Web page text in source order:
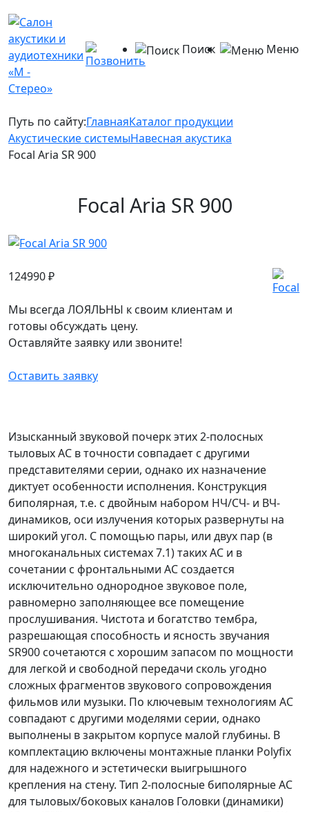
Меню
Поиск
Путь по сайту:ГлавнаяКаталог продукции
Акустические системыНавесная акустика
Focal Aria SR 900
Focal Aria SR 900
124990₽
Мы всегда ЛОЯЛЬНЫ к своим клиентам и
готовы обсуждать цену.
Оставляйте заявку или звоните!
Оставить заявку
Изысканный звуковой почерк этих 2-полосных
тыловых АС в точности совпадает с другими
представителями серии, однако их назначение
диктует особенности исполнения. Конструкция
биполярная, т.е. с двойным набором НЧ/СЧ- и ВЧ-
динамиков, оси излучения которых развернуты на
широкий угол. С помощью пары, или двух пар (в
многоканальных системах 7.1) таких АС и в
сочетании с фронтальными АС создается
исключительно однородное звуковое поле,
равномерно заполняющее все помещение
прослушивания. Чистота и богатство тембра,
разрешающая способность и ясность звучания
SR900 сочетаются с хорошим запасом по мощности
для легкой и свободной передачи сколь угодно
сложных фрагментов звукового сопровождения
фильмов или музыки. По ключевым технологиям АС
совпадают с другими моделями серии, однако
выполнены в закрытом корпусе малой глубины. В
комплектацию включены монтажные планки Polyfix
для надежного и эстетически выигрышного
крепления на стену. Тип 2-полосные биполярные АС
для тыловых/боковых каналов Головки (динамики)